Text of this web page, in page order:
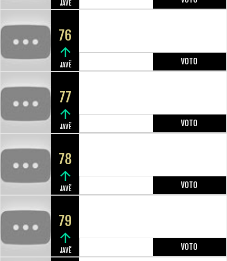
JAVË
76
JAVË VOTO
77
JAVË VOTO
78
JAVË VOTO
79
JAVË VOTO